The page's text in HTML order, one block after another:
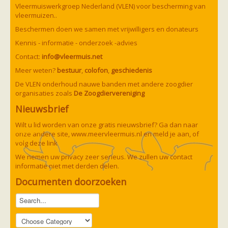
Vleermuizen in de tuin
Aankondiging activiteiten
Ik ben op zoek naar een detector
Ecologie en soorten
Hoe vleermuizen leven
Voedsel en jagen
Verblijfplaatsen
Echolocatie
Soorten
Baardvleermuis
Bechsteins vleermuis
Bosvleermuis
Brandt's vleermuis
Bruine of gewone grootoorvleermuis
Franjestaart
Gewone dwergvleermuis
Grijze grootoorvleermuis
Grote rosse vleermuis
Ingekorven vleermuis
Kleine en grote hoefijzerneus
Laatvlieger
Meervleermuis
Noordse vleermuis
Rosse vleermuis
Paul van Hoof
Vleermuiswerkgroep Nederland (VLEN) voor bescherming van
vleermuizen..
Beschermen doen we samen met vrijwilligers en donateurs
Kennis - informatie - onderzoek -advies
Contact: info@vleermuis.net
Meer weten? bestuur, colofon, geschiedenis
De VLEN onderhoud nauwe banden met andere zoogdier
organisaties zoals De Zoogdiervereniging
Nieuwsbrief
Wilt u lid worden van onze gratis nieuwsbrief? Ga dan naar
onze andere site,www.meervleermuis.nlen meld je aan, of
volg deze link
We nemen uw privacy zeer serieus. We zullen uw contact
informatie niet met derden delen.
Documenten doorzoeken